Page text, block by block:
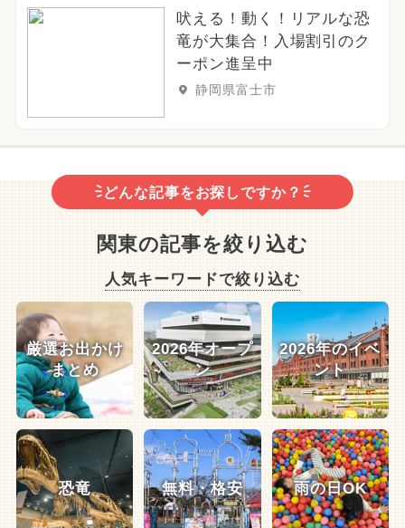
吠える！動く！リアルな恐
竜が大集合！入場割引のク
ーポン進呈中
静岡県富士市
どんな記事をお探しですか？
関東の記事を絞り込む
人気キーワードで絞り込む
厳選お出かけ
まとめ
2026年オープ
ン
2026年のイベ
ント
恐竜 無料・格安 雨の日OK